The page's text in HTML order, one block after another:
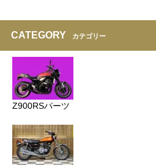
CATEGORY カテゴリー
Z900RSパーツ